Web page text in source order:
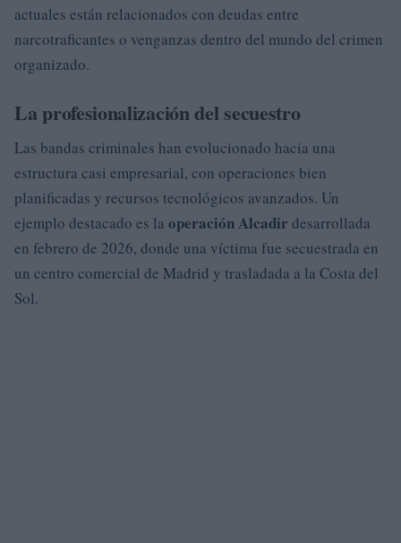
actuales están relacionados con deudas entre
narcotraficantes o venganzas dentro del mundo del crimen
organizado.
La profesionalización del secuestro
Las bandas criminales han evolucionado hacia una
estructura casi empresarial, con operaciones bien
planificadas y recursos tecnológicos avanzados. Un
ejemplo destacado es la operación Alcadir desarrollada
en febrero de 2026, donde una víctima fue secuestrada en
un centro comercial de Madrid y trasladada a la Costa del
Sol.